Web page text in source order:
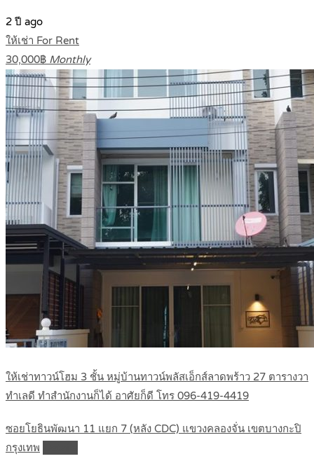
2 ปี ago
ให้เช่า For Rent
30,000฿ Monthly
ให้เช่าทาวน์โฮม 3 ชั้น หมู่บ้านทาวน์พลัสเอ็กส์ลาดพร้าว 27 ตารางวา
ทำเลดี ทำสำนักงานก็ได้ อาศัยก็ดี โทร 096-419-4419
ซอยโยธินพัฒนา 11 แยก 7 (หลัง CDC) แขวงคลองจั่น เขตบางกะปิ
กรุงเทพ